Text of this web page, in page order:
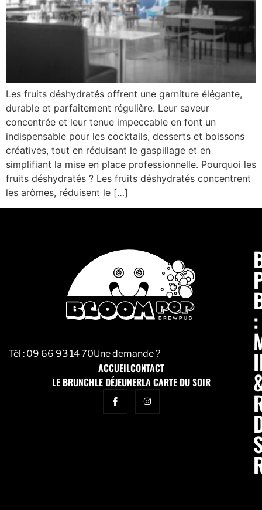
Les fruits déshydratés offrent une garniture élégante,
durable et parfaitement régulière. Leur saveur
concentrée et leur tenue impeccable en font un
indispensable pour les cocktails, desserts et boissons
créatives, tout en réduisant le gaspillage et en
simplifiant la mise en place professionnelle. Pourquoi les
fruits déshydratés ? Les fruits déshydratés concentrent
les arômes, réduisent le […]
Tél : 09 66 93 14 70Une demande ?
ACCUEILCONTACT
LE BRUNCHLE DÉJEUNERLA CARTE DU SOIR
: